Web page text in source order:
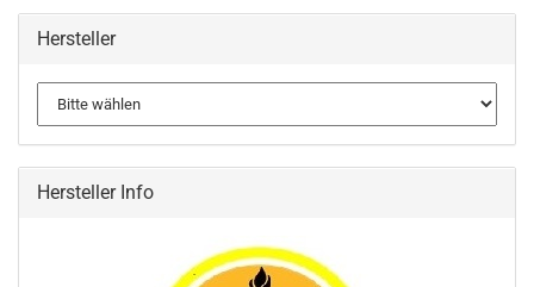
Hersteller
Hersteller Info